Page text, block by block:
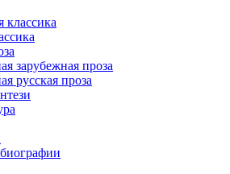
классика
зарубежная проза
русская проза